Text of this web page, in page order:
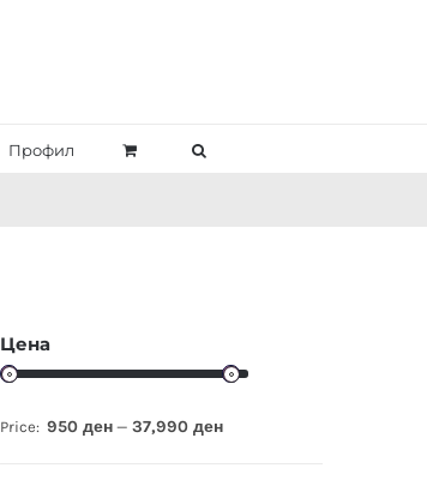
Профил
Цена
Price: 950 ден— 37,990 ден